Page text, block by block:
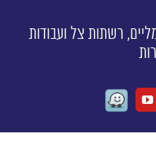
רשתות צל ועבודות
Youtube
Waze